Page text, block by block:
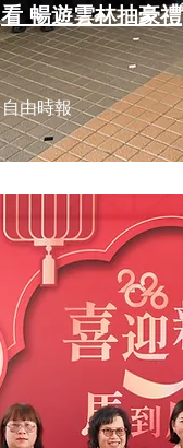
看 暢遊雲林抽豪禮
自由時報